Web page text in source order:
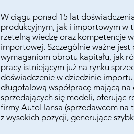
W ciągu ponad 15 lat
produkcyjnym, jak i importowym w
rzetelną wiedzę oraz kompetencje
importowej. Szczególnie ważne
wymaganiom obrotu kapitału, jak
pracy istniejącym już na rynku
doświadczenie w dziedzinie
długofalową współpracę mającą
sprzedających się modeli, oferując
firmy AutoHansa (sprzedawcom na
z wysokich pozycji, generujące